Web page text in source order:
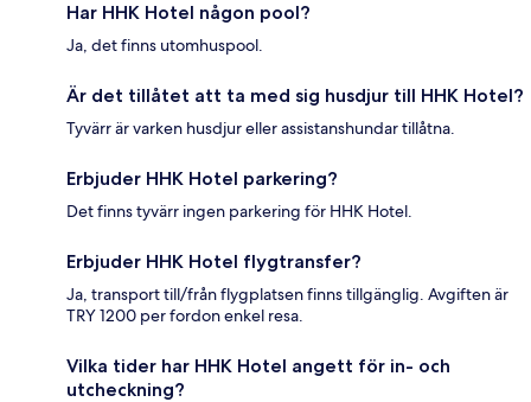
Har HHK Hotel någon pool?
Ja, det finns utomhuspool.
Är det tillåtet att ta med sig husdjur till HHK Hotel?
Tyvärr är varken husdjur eller assistanshundar tillåtna.
Erbjuder HHK Hotel parkering?
Det finns tyvärr ingen parkering för HHK Hotel.
Erbjuder HHK Hotel flygtransfer?
Ja, transport till/från flygplatsen finns tillgänglig. Avgiften är
TRY 1200 per fordon enkel resa.
Vilka tider har HHK Hotel angett för in- och
utcheckning?